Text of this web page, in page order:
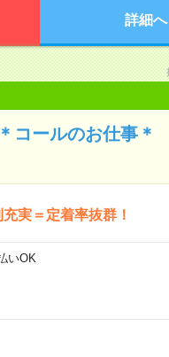
詳細へ
コールのお仕事＊
実＝定着率抜群！
いOK